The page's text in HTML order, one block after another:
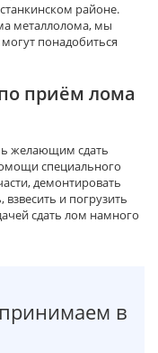
районе.
металлолома, мы
понадобиться
приём лома
желающим сдать
специального
демонтировать
взвесить и погрузить
сдать лом намного
в